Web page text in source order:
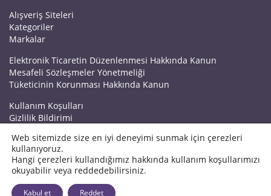
Alışveriş Siteleri
Kategoriler
Markalar
Elektronik Ticaretin Düzenlenmesi Hakkında Kanun
Mesafeli Sözleşmeler Yönetmeliği
Tüketicinin Korunması Hakkında Kanun
Kullanım Koşulları
Gizlilik Bildirimi
Kuponrazzi Blog
Mağaza Ekle
İletişim
© 2026 Kuponrazzi
Web sitemizde size en iyi deneyimi sunmak için çerezleri
kullanıyoruz.
Hangi çerezleri kullandığımız hakkında kullanım koşullarımızı
okuyabilir veya reddedebilirsiniz.
Kabul et Reddet